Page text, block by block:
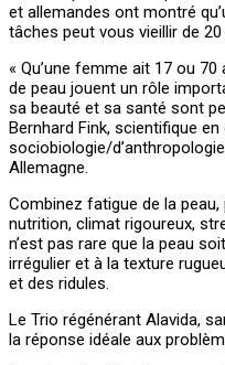
et allemandes ont montré
tâches peut vous vieillir de
« Qu’une femme ait 17 ou
de peau jouent un rôle
sa beauté et sa santé sont
Bernhard Fink, scientifique
sociobiologie/
Allemagne.
Combinez fatigue de la
nutrition, climat rigoureux,
n’est pas rare que la peau
irrégulier et à la texture
et des ridules.
Le Trio régénérant Alavida,
la réponse idéale aux